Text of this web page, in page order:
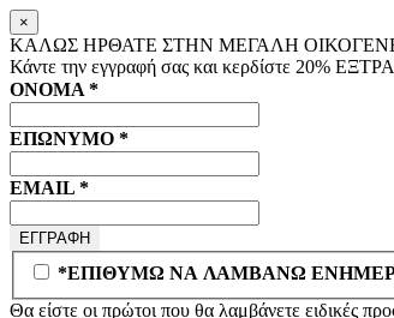
×
ΚΑΛΩΣ ΗΡΘΑΤΕ ΣΤΗΝ ΜΕΓΑΛΗ
Κάντε την εγγραφή σας και κερδίστε 20% ΕΞΤΡΑ
ΟΝΟΜΑ *
ΕΠΩΝΥΜΟ *
EMAIL *
*ΕΠΙΘΥΜΩ ΝΑ ΛΑΜΒΑΝΩ
Θα είστε οι πρώτοι που θα λαμβάνετε ειδικές